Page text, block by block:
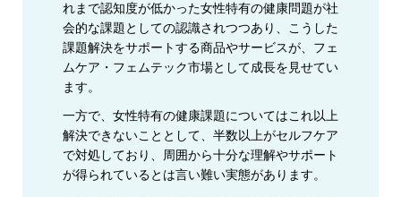
れまで認知度が低かった女性特有の健康問題が社
会的な課題としての認識されつつあり、こうした
課題解決をサポートする商品やサービスが、フェ
ムケア・フェムテック市場として成長を見せてい
ます。
一方で、女性特有の健康課題についてはこれ以上
解決できないこととして、半数以上がセルフケア
で対処しており、周囲から十分な理解やサポート
が得られているとは言い難い実態があります。